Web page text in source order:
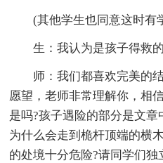
(其他学生也同意这时有
生：我认为是孩子得救的
师：我们都喜欢完美的结
愿望，老师非常理解你，相
是吗?孩子遇险的部分是文
为什么会走到桅杆顶端的横
的处境十分危险?请同学们